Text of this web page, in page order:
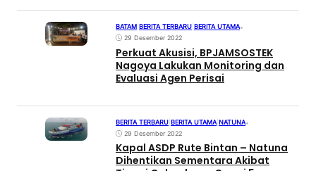
BATAM BERITA TERBARU BERITA UTAMA•
29 Desember 2022
Perkuat Akusisi, BPJAMSOSTEK
Nagoya Lakukan Monitoring dan
Evaluasi Agen Perisai
BERITA TERBARU BERITA UTAMA NATUNA•
29 Desember 2022
Kapal ASDP Rute Bintan – Natuna
Dihentikan Sementara Akibat